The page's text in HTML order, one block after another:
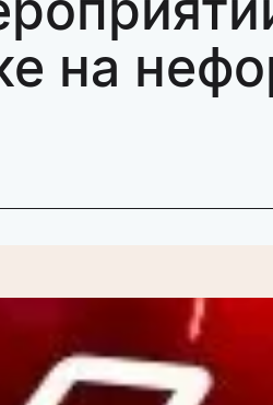
на